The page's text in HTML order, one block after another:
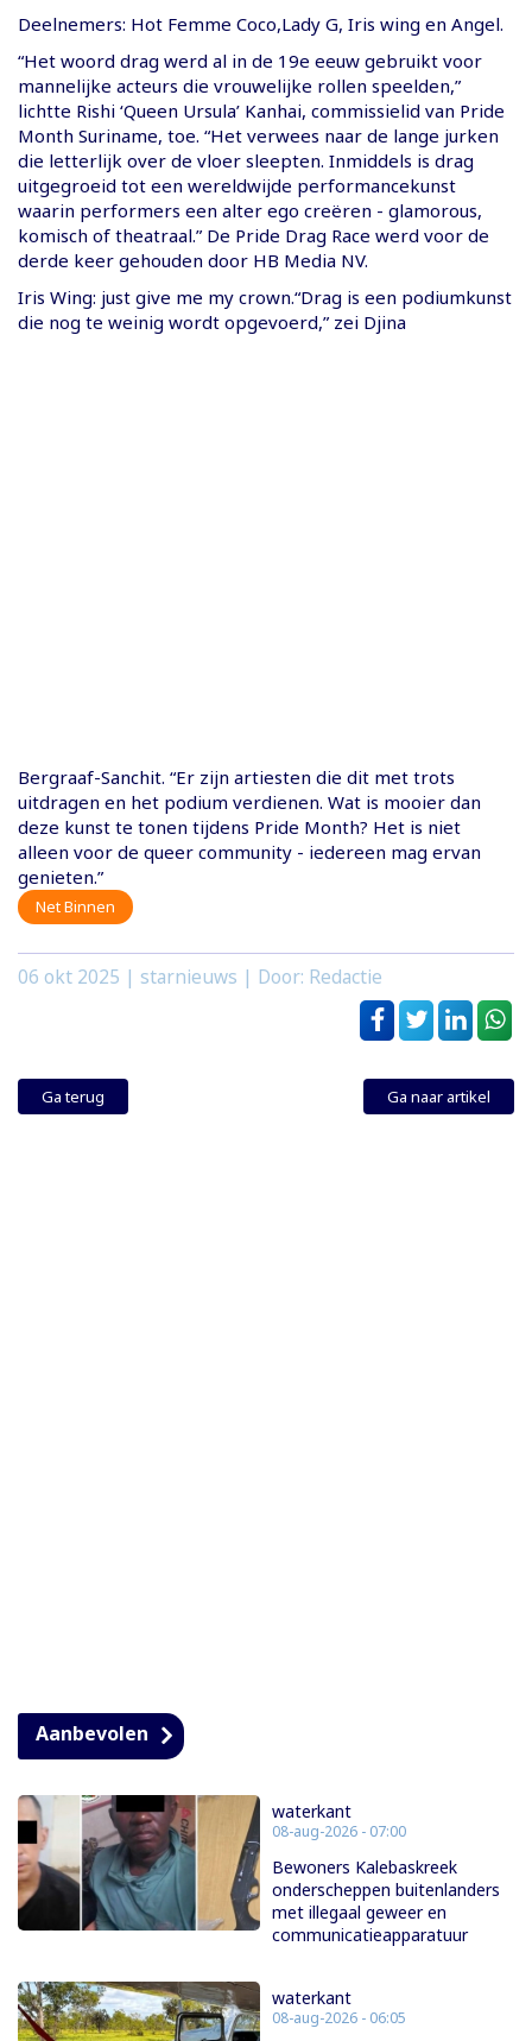
Deelnemers: Hot Femme Coco,Lady G, Iris wing en Angel.
“Het woord drag werd al in de 19e eeuw gebruikt voor
mannelijke acteurs die vrouwelijke rollen speelden,”
lichtte Rishi ‘Queen Ursula’ Kanhai, commissielid van Pride
Month Suriname, toe. “Het verwees naar de lange jurken
die letterlijk over de vloer sleepten. Inmiddels is drag
uitgegroeid tot een wereldwijde performancekunst
waarin performers een alter ego creëren - glamorous,
komisch of theatraal.” De Pride Drag Race werd voor de
derde keer gehouden door HB Media NV.
Iris Wing: just give me my crown.“Drag is een podiumkunst
die nog te weinig wordt opgevoerd,” zei Djina
Bergraaf-Sanchit. “Er zijn artiesten die dit met trots
uitdragen en het podium verdienen. Wat is mooier dan
deze kunst te tonen tijdens Pride Month? Het is niet
alleen voor de queer community - iedereen mag ervan
genieten.”
Net Binnen
06 okt 2025 | starnieuws | Door: Redactie
Ga terug Ga naar artikel
Aanbevolen
waterkant
08-aug-2026 - 07:00
Bewoners Kalebaskreek
onderscheppen buitenlanders
met illegaal geweer en
communicatieapparatuur
waterkant
08-aug-2026 - 06:05